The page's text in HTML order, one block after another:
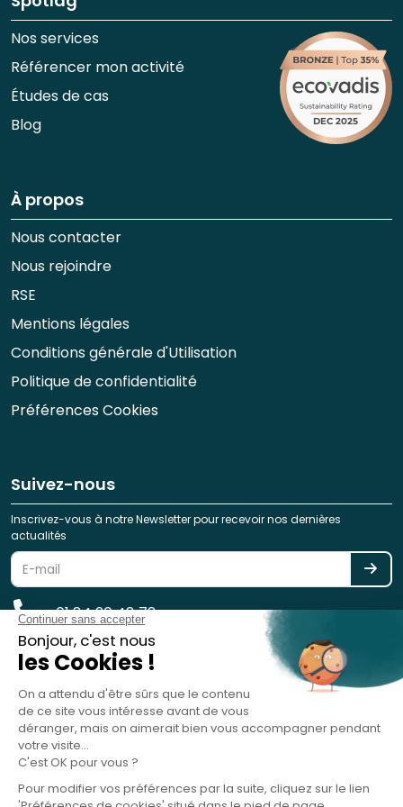
Nos services
Référencer mon activité
Études de cas
Blog
À propos
Nous contacter
Nous rejoindre
RSE
Mentions légales
Conditions générale d'Utilisation
Politique de confidentialité
Préférences Cookies
Suivez-nous
Inscrivez-vous à notre Newsletter pour recevoir nos dernières
actualités
01 84 20 48 78
reservation@spotlag.com